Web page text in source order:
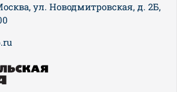
ул. Новодмитровская, д. 2Б,